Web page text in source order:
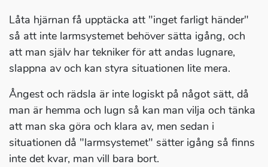
Låta hjärnan få upptäcka att "inget farligt händer"
så att inte larmsystemet behöver sätta igång, och
att man själv har tekniker för att andas lugnare,
slappna av och kan styra situationen lite mera.
Ångest och rädsla är inte logiskt på något sätt, då
man är hemma och lugn så kan man vilja och tänka
att man ska göra och klara av, men sedan i
situationen då "larmsystemet" sätter igång så finns
inte det kvar, man vill bara bort.